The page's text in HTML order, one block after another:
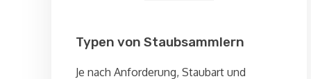
Typen von Staubsammlern
Je nach Anforderung, Staubart und